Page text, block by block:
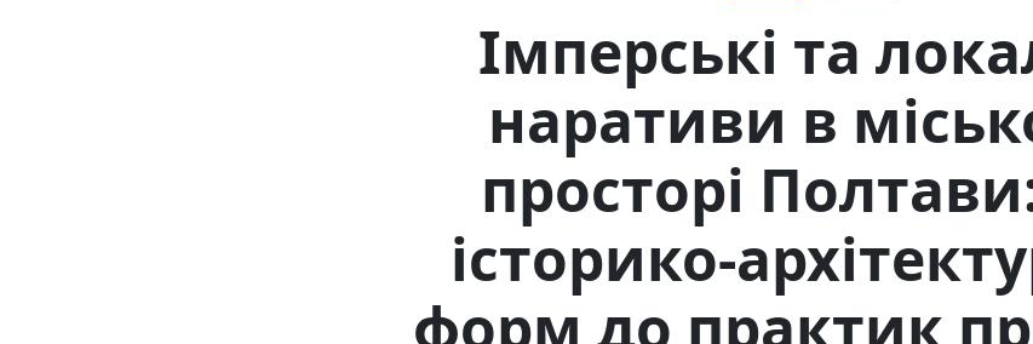
Імперські та
наративи в
просторі
історико-
форм до практик